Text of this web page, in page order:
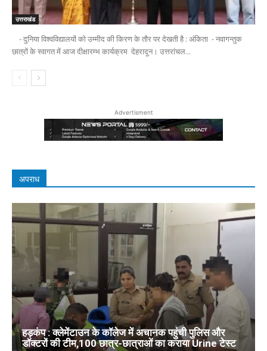
उत्तराखंड
- दुनिया विश्वविद्यालयों को उम्मीद की किरण के तौर पर देखती है : अंकिता - नवागन्तुक
छात्रों के स्वागत में आज दीक्षारम्भ कार्यक्रम देहरादून। उत्तरांचल...
Advertisment
अपराध
हड़कंप : क्लेमेंटाउन के कॉलेज में अचानक पहुंची पुलिस और
डॉक्टरों की टीम,100 छात्र-छात्राओं का कराया Urine टेस्ट